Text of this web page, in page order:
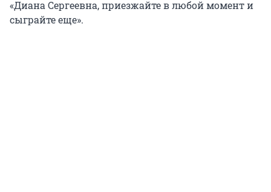
«Диана Сергеевна, приезжайте в любой момент и
сыграйте еще».